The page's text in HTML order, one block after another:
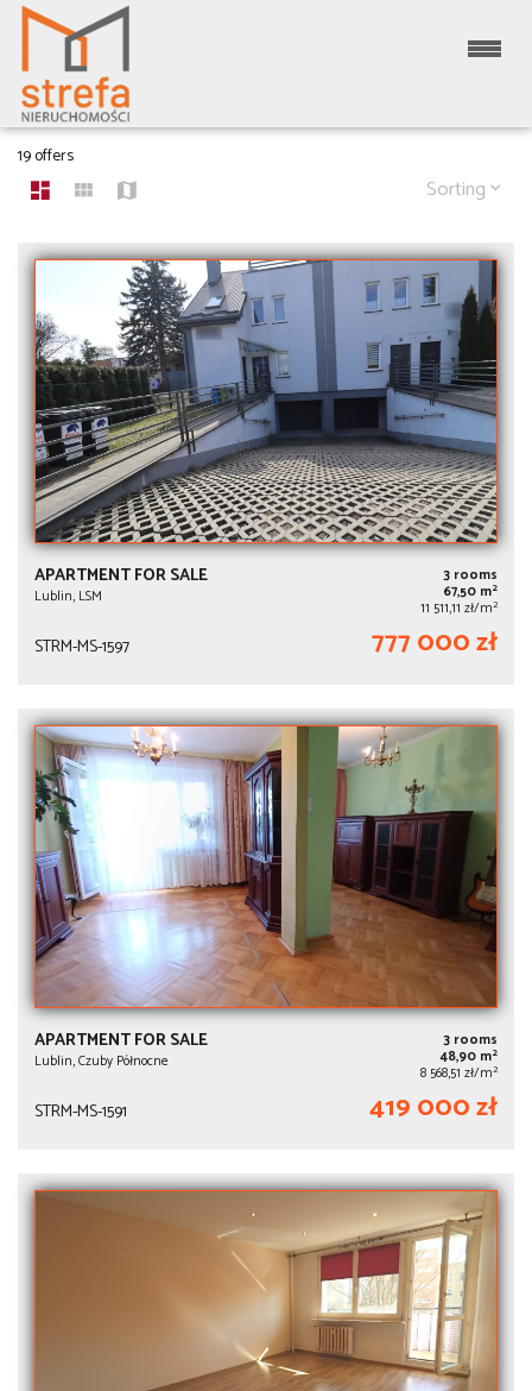
APARTMENTS FOR SALE
19 offers
Sorting
APARTMENT FOR SALE
Lublin, LSM
3 rooms
67,50 m2
11 511,11 zł/m2
STRM-MS-1597 777 000 zł
APARTMENT FOR SALE
Lublin, Czuby Północne
3 rooms
48,90 m2
8 568,51 zł/m2
STRM-MS-1591 419 000 zł